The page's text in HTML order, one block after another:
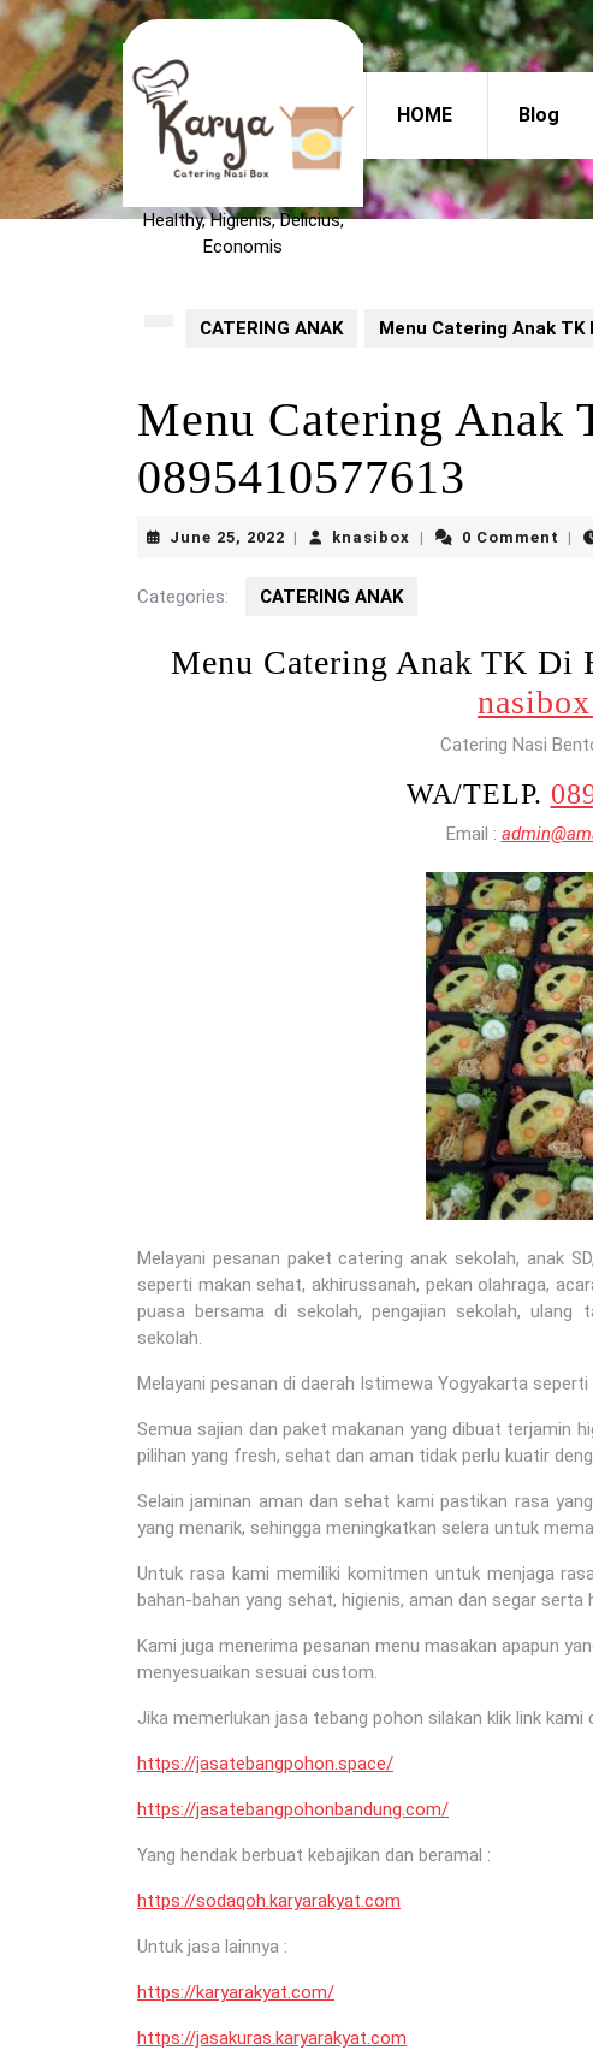
Skip
to
content
Healthy, Higienis, Delicius,
Economis
HOME Blog
CATERING ANAK Menu Catering Anak TK
Menu Catering
0895410577613
June 25, 2022 June
knasibox knasibox0 Comment
Categories: CATERING ANAK
Menu Catering Anak TK Di
Catering Nasi
WA/TELP.
Email :
Melayani pesanan paket catering anak sekolah, anak
seperti makan sehat, akhirussanah, pekan olahraga,
puasa bersama di sekolah, pengajian sekolah, ulang
sekolah.
Melayani pesanan di daerah Istimewa Yogyakarta
Semua sajian dan paket makanan yang dibuat terjamin
pilihan yang fresh, sehat dan aman tidak perlu kuatir
Selain jaminan aman dan sehat kami pastikan rasa
yang menarik, sehingga meningkatkan selera untuk
Untuk rasa kami memiliki komitmen untuk menjaga
bahan-bahan yang sehat, higienis, aman dan segar serta
Kami juga menerima pesanan menu masakan apapun
menyesuaikan sesuai custom.
Jika memerlukan jasa tebang pohon silakan klik link kami
https://jasatebangpohon.space/
https://jasatebangpohonbandung.com/
Yang hendak berbuat kebajikan dan beramal :
https://sodaqoh.karyarakyat.com
Untuk jasa lainnya :
https://karyarakyat.com/
https://jasakuras.karyarakyat.com